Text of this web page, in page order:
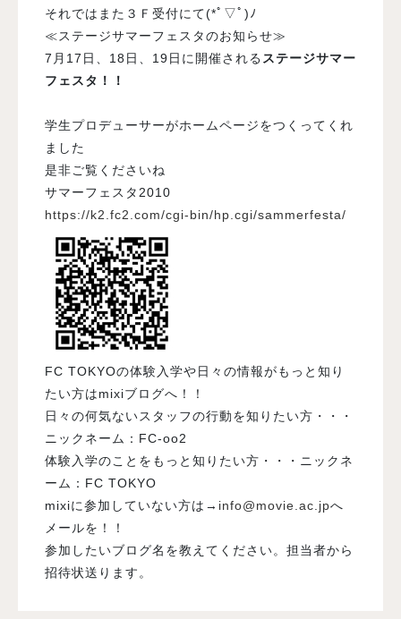
それではまた３Ｆ受付にて(*ﾟ▽ﾟ)ﾉ
≪ステージサマーフェスタのお知らせ≫
7月17日、18日、19日に開催される ステージサマー
フェスタ！！
学生プロデューサーがホームページをつくってくれ
ました
是非ご覧くださいね
サマーフェスタ2010
https://k2.fc2.com/cgi-bin/hp.cgi/sammerfesta/
FC TOKYOの体験入学や日々の情報がもっと知り
たい方はmixiブログへ！！
日々の何気ないスタッフの行動を知りたい方・・・
ニックネーム： FC-oo2
体験入学のことをもっと知りたい方・・・ニックネ
ーム： FC TOKYO
mixiに参加していない方は → info@movie.ac.jpへ
メールを！！
参加したいブログ名を教えてください。担当者から
招待状送ります。